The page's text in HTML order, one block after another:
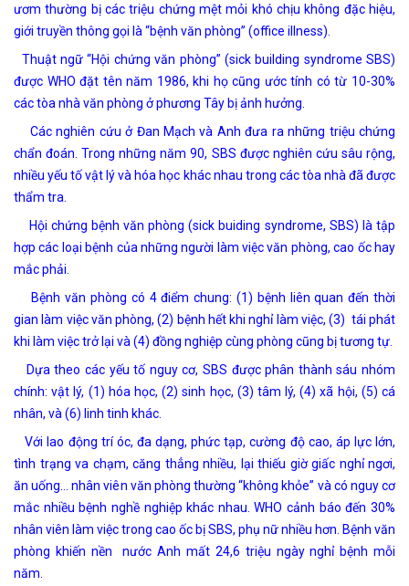
ươm thường bị các triệu chứng mệt mỏi khó chịu không đặc hiệu,
giới truyền thông gọi là “bệnh văn phòng” (office illness).
Thuật ngữ “Hội chứng văn phòng” (sick building syndrome SBS)
được WHO đặt tên năm 1986, khi họ cũng ước tính có từ 10-30%
các tòa nhà văn phòng ở phương Tây bị ảnh hưởng.
Các nghiên cứu ở Đan Mạch và Anh đưa ra những triệu chứng
chẩn đoán. Trong những năm 90, SBS được nghiên cứu sâu rộng,
nhiều yếu tố vật lý và hóa học khác nhau trong các tòa nhà đã được
thẩm tra.
Hội chứng bệnh văn phòng (sick buiding syndrome, SBS) là tập
hợp các loại bệnh của những người làm việc văn phòng, cao ốc hay
mắc phải.
Bệnh văn phòng có 4 điểm chung: (1) bệnh liên quan đến thời
gian làm việc văn phòng, (2) bệnh hết khi nghỉ làm việc, (3) tái phát
khi làm việc trở lại và (4) đồng nghiệp cùng phòng cũng bị tương tự.
Dựa theo các yếu tố nguy cơ, SBS được phân thành sáu nhóm
chính: vật lý, (1) hóa học, (2) sinh học, (3) tâm lý, (4) xã hội, (5) cá
nhân, và (6) linh tinh khác.
Với lao động trí óc, đa dạng, phức tạp, cường độ cao, áp lực lớn,
tình trạng va chạm, căng thẳng nhiều, lại thiếu giờ giấc nghỉ ngơi,
ăn uống… nhân viên văn phòng thường “không khỏe” và có nguy cơ
mắc nhiều bệnh nghề nghiệp khác nhau. WHO cảnh báo đến 30%
nhân viên làm việc trong cao ốc bị SBS, phụ nữ nhiều hơn. Bệnh văn
phòng khiến nền nước Anh mất 24,6 triệu ngày nghỉ bệnh mỗi
năm.